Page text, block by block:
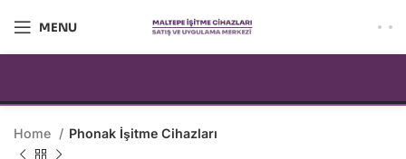
MENU
Home Phonak İşitme Cihazları